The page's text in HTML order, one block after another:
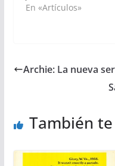
En «Artículos»
Archie: La nueva
También